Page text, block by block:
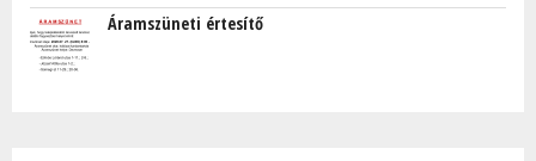
Áramszüneti értesítő